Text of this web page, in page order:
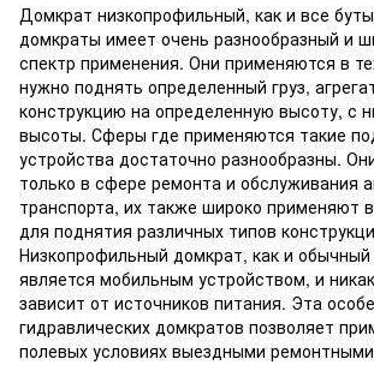
Домкрат низкопрофильный, как и все
домкраты имеет очень разнообразный и
спектр применения. Они применяются в
нужно поднять определенный груз,
конструкцию на определенную высоту, с
высоты. Сферы где применяются такие
устройства достаточно разнообразны.
только в сфере ремонта и обслуживания
транспорта, их также широко применяют
для поднятия различных типов
Низкопрофильный домкрат, как и
является мобильным устройством, и
зависит от источников питания. Эта
гидравлических домкратов позволяет
полевых условиях выездными